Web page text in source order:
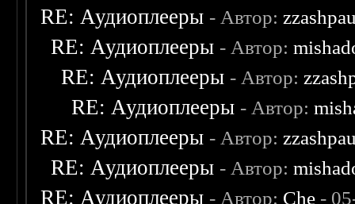
RE: Аудиоплееры - Автор:
RE: Аудиоплееры - Автор:
RE: Аудиоплееры - Автор:
RE: Аудиоплееры - Автор:
RE: Аудиоплееры - Автор:
RE: Аудиоплееры - Автор:
RE: Аудиоплееры - Автор: Che -